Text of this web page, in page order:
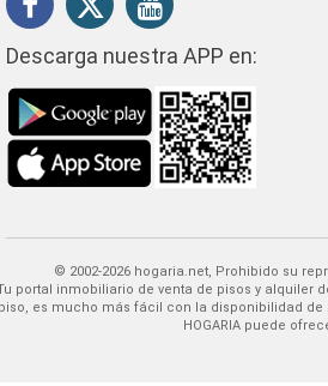
Descarga nuestra APP en:
© 2002-2026 hogaria.net, Prohibido su
Encontrar tu casa o
es mucho más fácil con la disponibilidad
HOGARIA puede